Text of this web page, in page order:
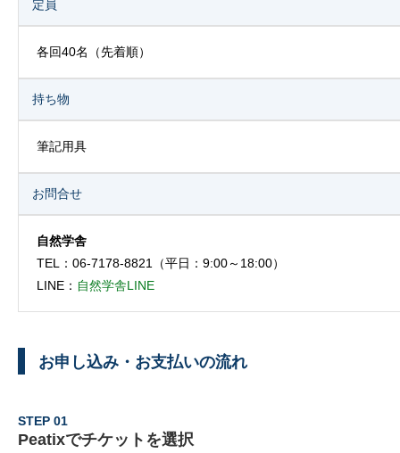
定員
各回40名（先着順）
持ち物
筆記用具
お問合せ
自然学舎
TEL：06-7178-8821（平日：9:00～18:00）
LINE： 自然学舎LINE
お申し込み・お支払いの流れ
STEP 01
Peatixでチケットを選択